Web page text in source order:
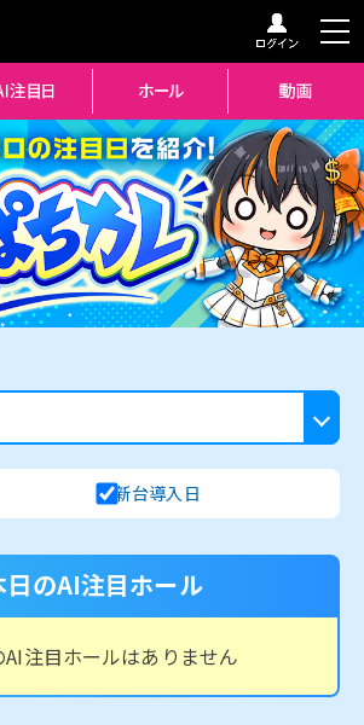
新台導入日
日のAI注目ホール
注目ホールはありません